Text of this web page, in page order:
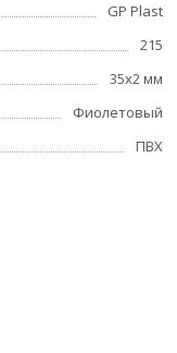
GP Plast
215
35x2 мм
Фиолетовый
ПВХ